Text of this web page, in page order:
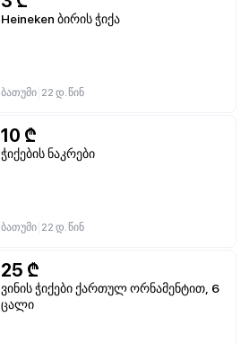
Heineken ბირის ჭიქა
ბათუმი 22 დ. წინ
10 ₾
ჭიქების ნაკრები
ბათუმი 22 დ. წინ
25 ₾
ვინის ჭიქები ქართულ ორნამენტით, 6
ცალი